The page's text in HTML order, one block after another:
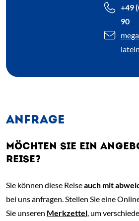
+49
90
ANFRAGE
MÖCHTEN SIE EIN
REISE?
Sie können diese Reiseauch mit
bei uns anfragen. Stellen Sie eine
Sie unseren Merkzettel, um